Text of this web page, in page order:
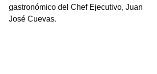
gastronómico del Chef Ejecutivo, Juan
José Cuevas.